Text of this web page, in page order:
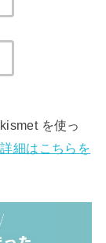
を使っ
細はこちらを